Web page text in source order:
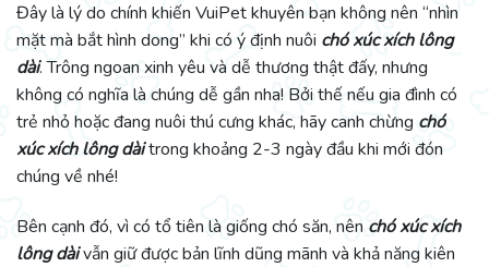
Đây là lý do chính khiến VuiPet khuyên bạn không nên “nhìn
mặt mà bắt hình dong” khi có ý định nuôi chó xúc xích lông
dài. Trông ngoan xinh yêu và dễ thương thật đấy, nhưng
không có nghĩa là chúng dễ gần nha! Bởi thế nếu gia đình có
trẻ nhỏ hoặc đang nuôi thú cưng khác, hãy canh chừng chó
xúc xích lông dàitrong khoảng 2-3 ngày đầu khi mới đón
chúng về nhé!
Bên cạnh đó, vì có tổ tiên là giống chó săn, nên chó xúc xích
lông dàivẫn giữ được bản lĩnh dũng mãnh và khả năng kiên